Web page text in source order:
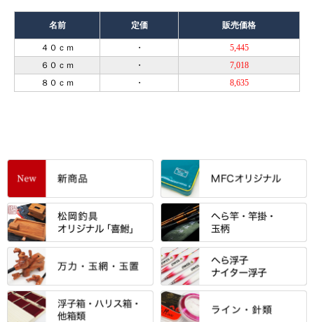
名前 定価 販売価格
４０ｃｍ ・
5,445
６０ｃｍ
・
7,018
８０ｃｍ
・ 8,635
すべて
「雅（みやび）」シリーズ・エ
ントＰＬＵＳシリーズ
エントラント・ＳＰＷシリーズ
スモールクロコダイルシリーズ
すべて
「至高」シリーズ
万力付お膳
すべて
シマノ
ダイワ
すべて すべて